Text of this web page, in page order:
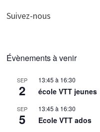
Suivez-nous
Évènements à venir
SEP
2
13:45 à 16:30
école VTT jeunes
SEP
5
13:45 à 16:30
Ecole VTT ados